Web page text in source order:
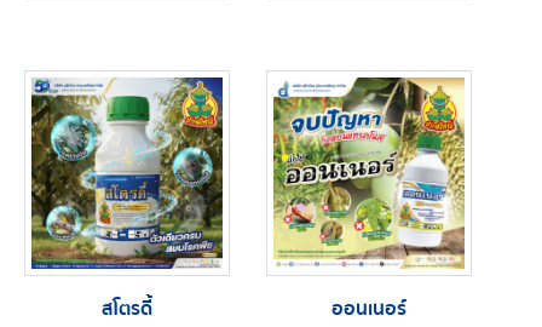
สโตรดี้ ออนเนอร์